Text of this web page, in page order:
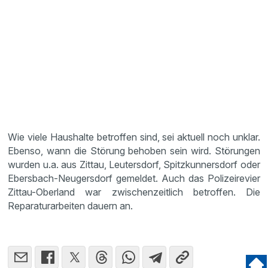
Wie viele Haushalte betroffen sind, sei aktuell noch unklar.
Ebenso, wann die Störung behoben sein wird. Störungen
wurden u.a. aus Zittau, Leutersdorf, Spitzkunnersdorf oder
Ebersbach-Neugersdorf gemeldet. Auch das Polizeirevier
Zittau-Oberland war zwischenzeitlich betroffen. Die
Reparaturarbeiten dauern an.